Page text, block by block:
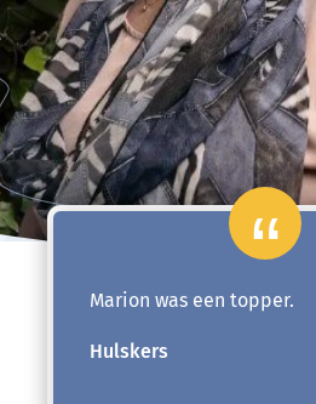
Marion was een topper.
Hulskers